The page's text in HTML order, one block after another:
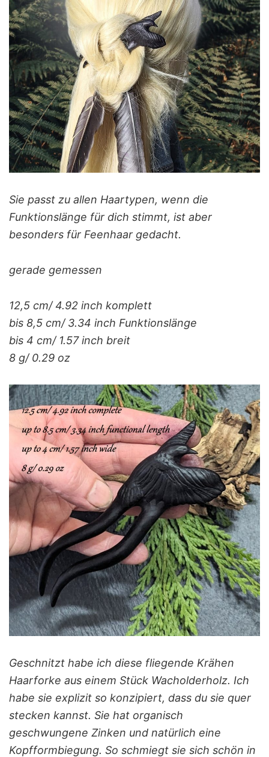
Sie passt zu allen Haartypen, wenn die
Funktionslänge für dich stimmt, ist aber
besonders für Feenhaar gedacht.
gerade gemessen
12,5 cm/ 4.92 inch komplett
bis 8,5 cm/ 3.34 inch Funktionslänge
bis 4 cm/ 1.57 inch breit
8 g/ 0.29 oz
Geschnitzt habe ich diese fliegende Krähen
Haarforke aus einem Stück Wacholderholz. Ich
habe sie explizit so konzipiert, dass du sie quer
stecken kannst. Sie hat organisch
geschwungene Zinken und natürlich eine
Kopfformbiegung. So schmiegt sie sich schön in